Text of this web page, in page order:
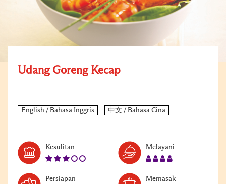
Udang Goreng Kecap
Kesulitan Melayani
Persiapan Memasak